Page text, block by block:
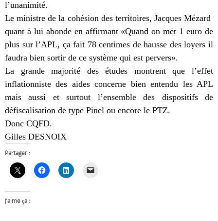
l’unanimité.
Le ministre de la cohésion des territoires, Jacques Mézard
quant à lui abonde en affirmant «Quand on met 1 euro de
plus sur l’APL, ça fait 78 centimes de hausse des loyers il
faudra bien sortir de ce système qui est pervers».
La grande majorité des études montrent que l’effet
inflationniste des aides concerne bien entendu les APL
mais aussi et surtout l’ensemble des dispositifs de
défiscalisation de type Pinel ou encore le PTZ.
Donc CQFD.
Gilles DESNOIX
Partager :
J’aime ça :